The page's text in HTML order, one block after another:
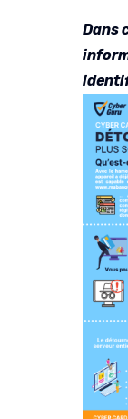
Dans